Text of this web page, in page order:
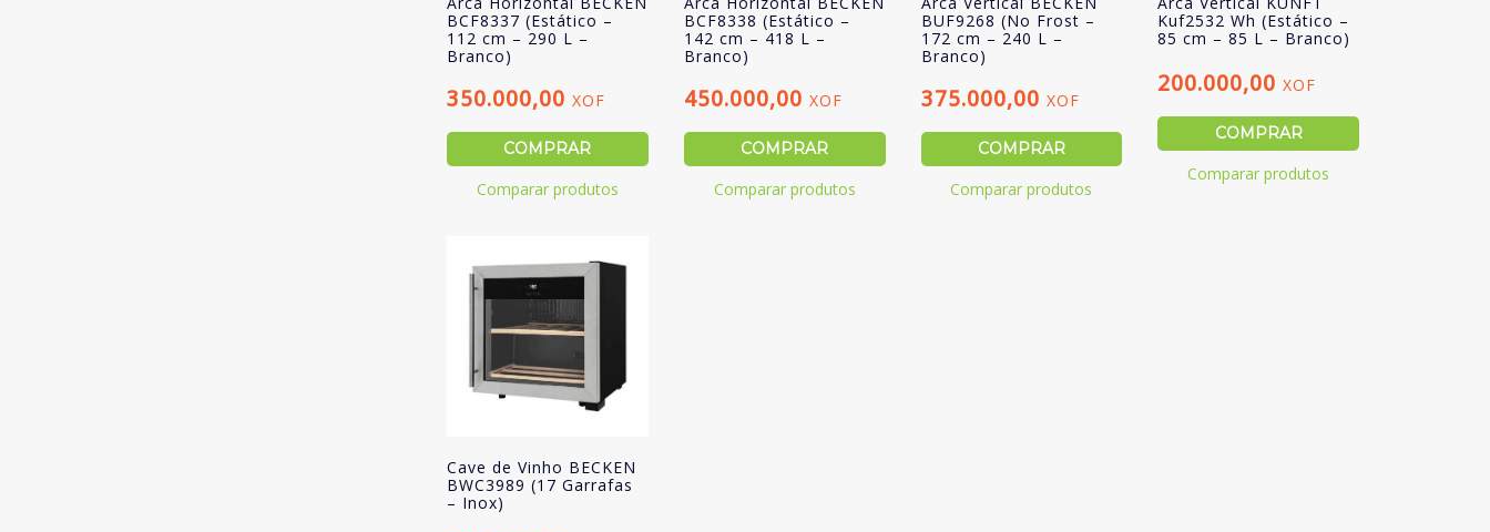
BCF8337 (Estático –
112 cm – 290 L –
Branco)
350.000,00 XOF
COMPRAR
Comparar produtos
BCF8338 (Estático –
142 cm – 418 L –
Branco)
450.000,00 XOF
COMPRAR
Comparar produtos
BUF9268 (No Frost –
172 cm – 240 L –
Branco)
375.000,00 XOF
COMPRAR
Comparar produtos
Kuf2532 Wh (Estático –
85 cm – 85 L – Branco)
200.000,00XOF
COMPRAR
Comparar produtos
Cave de Vinho BECKEN
BWC3989 (17 Garrafas
– Inox)